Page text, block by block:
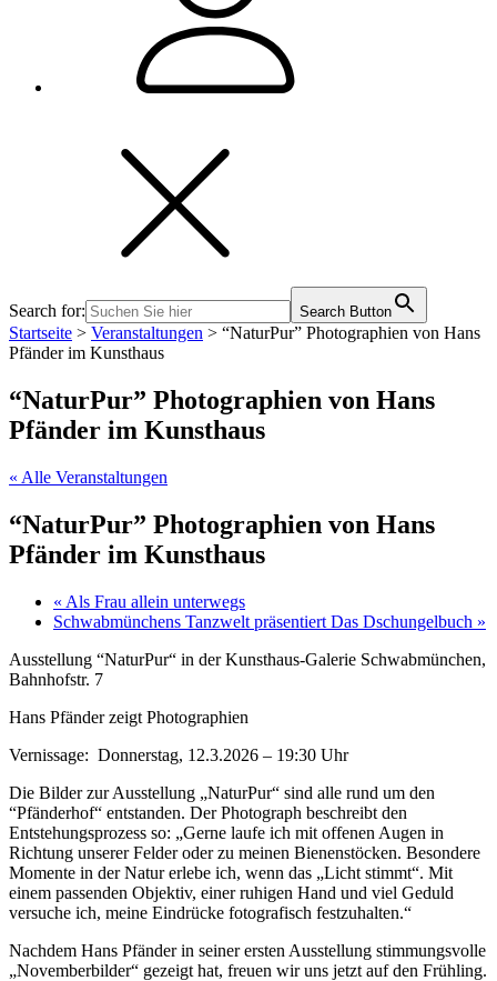
Search for: Search Button
Startseite > Veranstaltungen > “NaturPur” Photographien von Hans
Pfänder im Kunsthaus
“NaturPur” Photographien von Hans
Pfänder im Kunsthaus
« Alle Veranstaltungen
“NaturPur” Photographien von Hans
Pfänder im Kunsthaus
« Als Frau allein unterwegs
Schwabmünchens Tanzwelt präsentiert Das Dschungelbuch »
Ausstellung “NaturPur“ in der Kunsthaus-Galerie Schwabmünchen,
Bahnhofstr. 7
Hans Pfänder zeigt Photographien
Vernissage: Donnerstag, 12.3.2026 – 19:30 Uhr
Die Bilder zur Ausstellung „NaturPur“ sind alle rund um den
“Pfänderhof“ entstanden. Der Photograph beschreibt den
Entstehungsprozess so: „Gerne laufe ich mit offenen Augen in
Richtung unserer Felder oder zu meinen Bienenstöcken. Besondere
Momente in der Natur erlebe ich, wenn das „Licht stimmt“. Mit
einem passenden Objektiv, einer ruhigen Hand und viel Geduld
versuche ich, meine Eindrücke fotografisch festzuhalten.“
Nachdem Hans Pfänder in seiner ersten Ausstellung stimmungsvolle
„Novemberbilder“ gezeigt hat, freuen wir uns jetzt auf den Frühling.